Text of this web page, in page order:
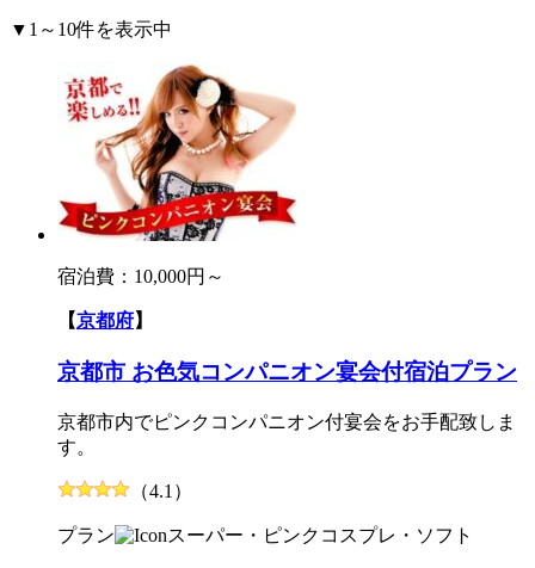
▼1～10件を表示中
宿泊費： 10,000円～
【京都府】
京都市 お色気コンパニオン宴会付宿泊プラン
京都市内でピンクコンパニオン付宴会をお手配致しま
す。
（4.1）
プラン スーパー・ピンク コスプレ・ソフト